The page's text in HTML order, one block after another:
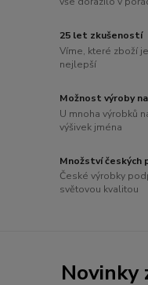
25 let zkušeností
Víme, které zboží
nejlepší
Možnost výroby
U mnoha výrobků
výšivek jména
Množství českých
České výrobky
světovou kvalitou
Novinky